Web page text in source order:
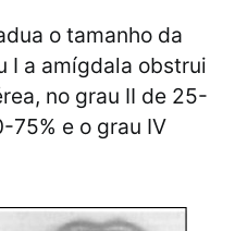
o tamanho da
I a amígdala obstrui
no grau II de 25-
75% e o grau IV